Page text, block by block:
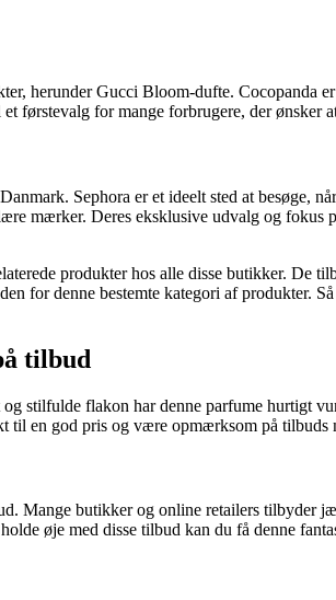
herunder Gucci Bloom-dufte. Cocopanda
førstevalg for mange forbrugere, der ønsker
Sephora er et ideelt sted at besøge,
mærker. Deres eksklusive udvalg og
produkter hos alle disse butikker. De
for denne bestemte kategori af produkter.
tilbud
stilfulde flakon har denne parfume hurtigt
til en god pris og være opmærksom på tilbuds
Mange butikker og online retailers tilbyder
øje med disse tilbud kan du få denne